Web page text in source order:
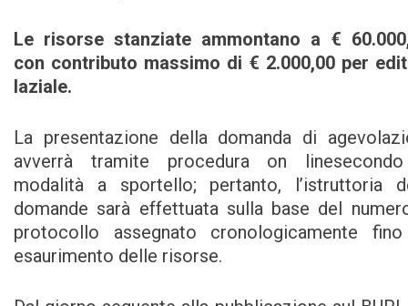
Le risorse stanziate ammontano a €
con contributo massimo di € 2.000,00 per
laziale.
La presentazione della domanda di
avverrà tramite procedura on
modalità a sportello; pertanto, l’istruttoria
domande sarà effettuata sulla base del
protocollo assegnato cronologicamente
esaurimento delle risorse.